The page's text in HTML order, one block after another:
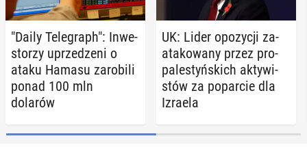
"Daily Te­le­graph": In­we­
sto­rzy uprze­dze­ni o
ataku Hamasu za­ro­bi­li
ponad 100 mln
dolarów
UK: Lider opo­zy­cji za­
ata­ko­wa­ny przez pro­
pa­le­styń­skich ak­ty­wi­
stów za po­par­cie dla
Izraela